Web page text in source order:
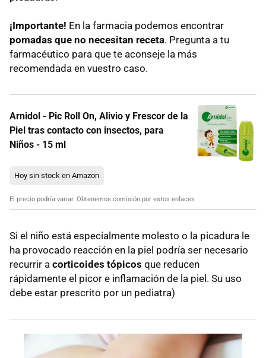
¡Importante! En la farmacia podemos encontrar
pomadas que no necesitan receta. Pregunta a tu
farmacéutico para que te aconseje la más
recomendada en vuestro caso.
Arnidol - Pic Roll On, Alivio y Frescor de la
Piel tras contacto con insectos, para
Niños - 15 ml
Hoy sin stock en Amazon
El precio podría variar. Obtenemos comisión por estos enlaces
Si el niño está especialmente molesto o la picadura le
ha provocado reacción en la piel podría ser necesario
recurrir a corticoides tópicos que reducen
rápidamente el picor e inflamación de la piel. Su uso
debe estar prescrito por un pediatra)